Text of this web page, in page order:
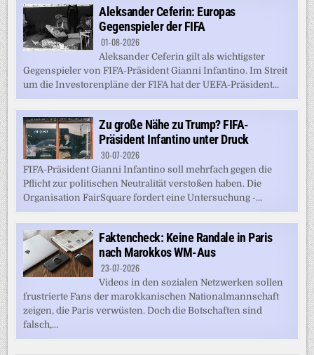
Aleksander Ceferin: Europas
Gegenspieler der FIFA
01-08-2026
Aleksander Ceferin gilt als wichtigster
Gegenspieler von FIFA-Präsident Gianni Infantino. Im Streit
um die Investorenpläne der FIFA hat der UEFA-Präsident...
Zu große Nähe zu Trump? FIFA-
Präsident Infantino unter Druck
30-07-2026
FIFA-Präsident Gianni Infantino soll mehrfach gegen die
Pflicht zur politischen Neutralität verstoßen haben. Die
Organisation FairSquare fordert eine Untersuchung -...
Faktencheck: Keine Randale in Paris
nach Marokkos WM-Aus
23-07-2026
Videos in den sozialen Netzwerken sollen
frustrierte Fans der marokkanischen Nationalmannschaft
zeigen, die Paris verwüsten. Doch die Botschaften sind
falsch,...